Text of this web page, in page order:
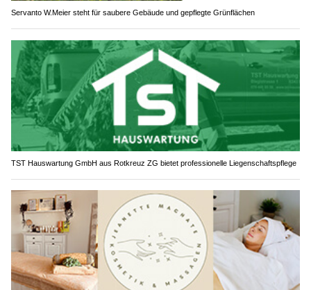
Servanto W.Meier steht für saubere Gebäude und gepflegte Grünflächen
TST Hauswartung GmbH aus Rotkreuz ZG bietet professionelle Liegenschaftspflege